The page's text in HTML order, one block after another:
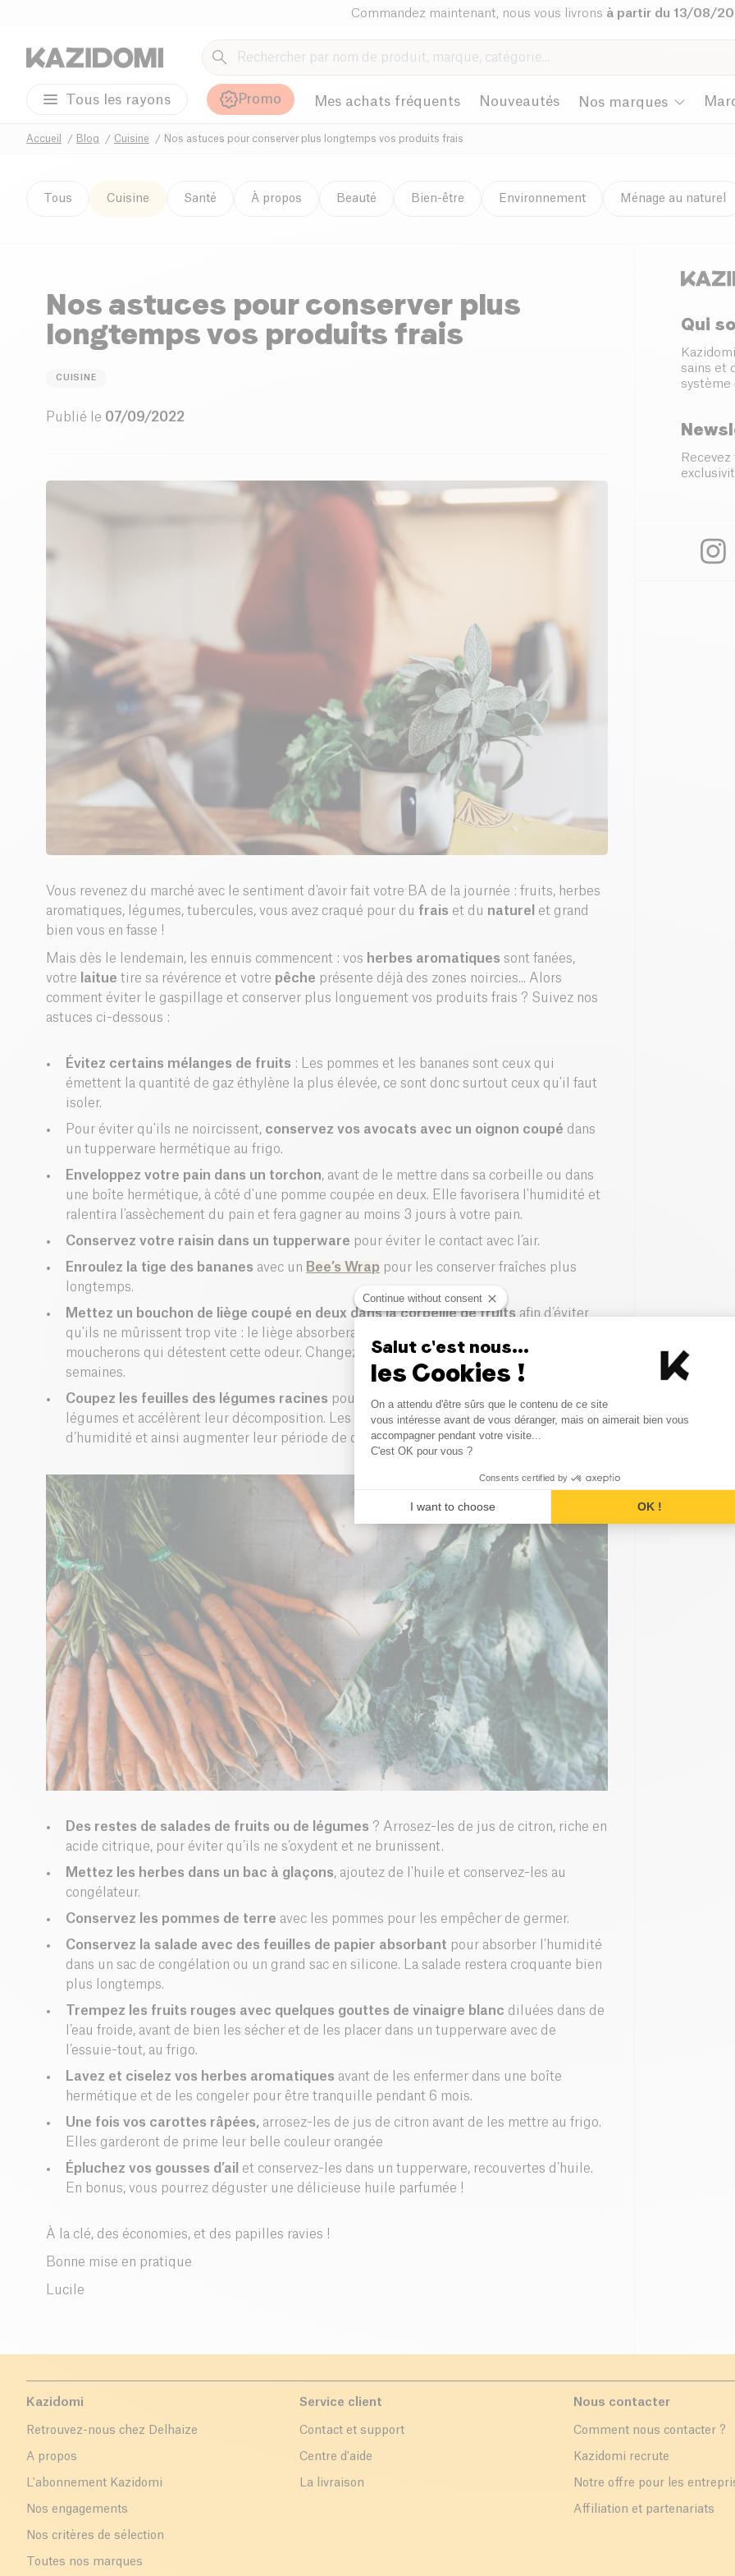
Commandez maintenant, nous vous livrons à partir du 13/08/
Tous les rayons Promo Mes achats fréquents Nouveautés Nos marques
Accueil Blog Cuisine Nos astuces pour conserver plus longtemps vos produits frais
Tous Cuisine Santé À propos Beauté Bien-être Environnement Ménage au naturel
Nos astuces pour conserver plus
longtemps vos produits frais
CUISINE
Publié le 07/09/2022
Vous revenez du marché avec le sentiment d'avoir fait votre BA de la journée : fruits, herbes
aromatiques, légumes, tubercules, vous avez craqué pour du frais et du naturel
et grand
bien vous en fasse !
Mais dès le lendemain, les ennuis commencent : vos herbes aromatiques sont fanées,
votre
laitue tire sa révérence et votre pêche présente déjà des zones noircies... Alors
comment éviter le gaspillage et conserver plus longuement vos produits frais ? Suivez nos
astuces ci-dessous :
Évitez certains mélanges de fruits : Les pommes et les bananes sont ceux qui
émettent la quantité de gaz éthylène la plus élevée, ce sont donc surtout ceux qu'il faut
isoler.
Pour éviter qu'ils ne noircissent, conservez vos avocats avec un oignon coupé dans
un tupperware hermétique au frigo.
Enveloppez votre pain dans un torchon, avant de le mettre dans sa corbeille ou dans
une boîte hermétique, à côté d'une pomme coupée en deux. Elle favorisera l'humidité et
ralentira l'assèchement du pain et fera gagner au moins 3 jours à votre pain.
Conservez votre raisin dans un tupperware pour éviter le contact avec l’air.
Enroulez la tige des bananes avec un Bee’s Wrap pour les conserver fraîches plus
longtemps.
Mettez un bouchon de liège coupé en deux dans la corbeille de fruits afin d’éviter
qu'ils ne mûrissent trop vite : le liège absorbera l'humidité et évitera l’invasion de
moucherons qui détestent cette odeur. Changez les bouchons de liège toutes les
semaines.
Coupez les feuilles des légumes racines pour éviter que leurs fanes déshydratent les
légumes et accélèrent leur décomposition. Les couper permet donc de diminuer la perte
d’humidité et ainsi augmenter leur période de conservation.
Des restes de salades de fruits ou de légumes ? Arrosez-les de jus de citron, riche en
acide citrique, pour éviter qu’ils ne s’oxydent et ne brunissent.
Mettez les herbes dans un bac à glaçons, ajoutez de l'huile et conservez-les au
congélateur.
Conservez les pommes de terre avec les pommes pour les empêcher de germer.
Conservez la salade avec des feuilles de papier absorbant pour absorber l'humidité
dans un sac de congélation ou un grand sac en silicone. La salade restera croquante bien
plus longtemps.
Trempez les fruits rouges avec quelques gouttes de vinaigre blanc diluées dans de
l’eau froide, avant de bien les sécher et de les placer dans un tupperware avec de
l’essuie-tout, au frigo.
Lavez et ciselez vos herbes aromatiques avant de les enfermer dans une boîte
hermétique et de les congeler pour être tranquille pendant 6 mois.
Une fois vos carottes râpées, arrosez-les de jus de citron avant de les mettre au frigo.
Elles garderont de prime leur belle couleur orangée
Épluchez vos gousses d’ail
et conservez-les dans un tupperware, recouvertes d’huile.
En bonus, vous pourrez déguster une délicieuse huile parfumée !
À la clé, des économies, et des papilles ravies !
Bonne mise en pratique
Lucile
Qui
sains et
système
Kazidomi
Retrouvez-nous chez Delhaize
A propos
L'abonnement Kazidomi
Nos engagements
Nos critères de sélection
Toutes nos marques
Service client
Contact et support
Centre d'aide
La livraison
Nous contacter
Comment nous contacter ?
Kazidomi recrute
Notre offre pour les
Affiliation et partenariats
Continue without consent
Salut c'est nous...
les Cookies !
Consent Management
On a attendu d'être sûrs que le contenu de ce site
vous intéresse avant de vous déranger, mais on aimerait bien vous
accompagner pendant votre visite...
C'est OK pour vous ?
Consents certified by
I want to choose OK !
Axeptio consent